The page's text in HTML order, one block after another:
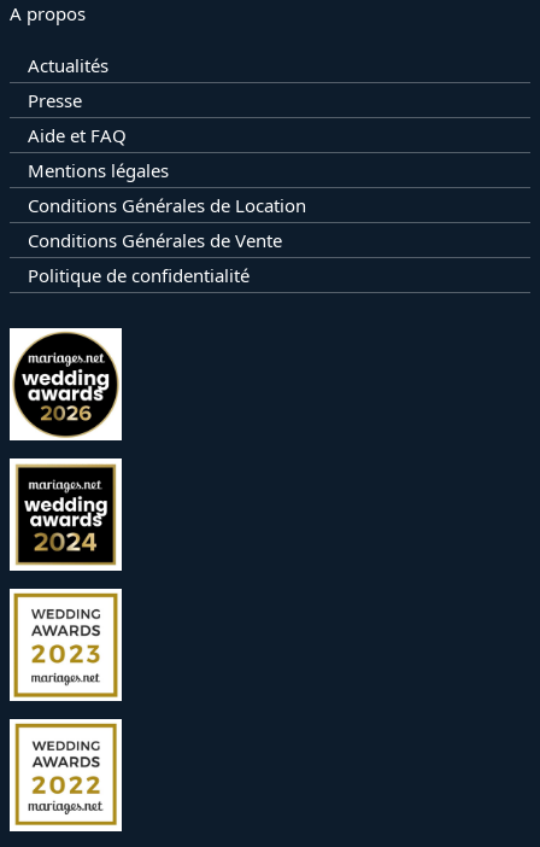
A propos
Actualités
Presse
Aide et FAQ
Mentions légales
Conditions Générales de Location
Conditions Générales de Vente
Politique de confidentialité